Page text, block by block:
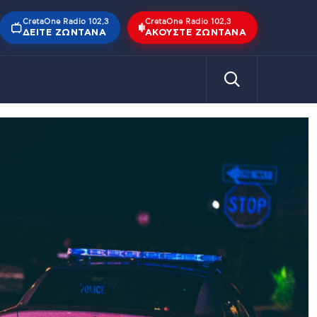
CretaOne Radio 102,3
ΔΕΊΤΕ ΖΩΝΤΑΝΆ
CretaOne Radio 102,3
ΑΚΟΎΣΤΕ ΖΩΝΤΑΝΆ